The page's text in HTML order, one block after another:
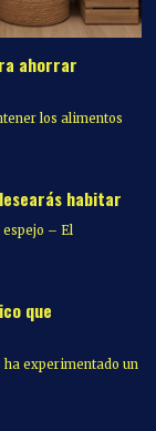
ahorrar
los alimentos
desearás habitar
espejo – El
que
ha experimentado un